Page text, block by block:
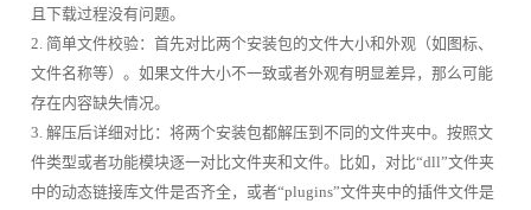
且下载过程没有问题。
2. 简单文件校验：首先对比两个安装包的文件大小和外观（如图标、
文件名称等）。如果文件大小不一致或者外观有明显差异，那么可能
存在内容缺失情况。
3. 解压后详细对比：将两个安装包都解压到不同的文件夹中。按照文
件类型或者功能模块逐一对比文件夹和文件。比如，对比“dll”文件夹
中的动态链接库文件是否齐全，或者“plugins”文件夹中的插件文件是